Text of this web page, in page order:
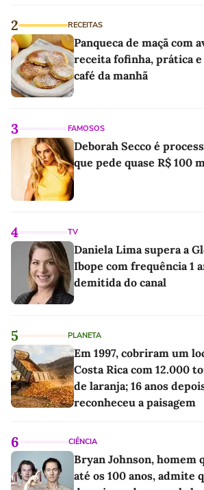
2 RECEITAS
Panqueca de maçã com
receita fofinha, prática
café da manhã
3 FAMOSOS
Deborah Secco é
que pede quase R$ 100
4 TV
Daniela Lima supera a
Ibope com frequência 1
demitida do canal
5 PLANETA
Em 1997, cobriram um
Costa Rica com 12.000
de laranja; 16 anos
reconheceu a paisagem
6 CIÊNCIA
Bryan Johnson, homem
até os 100 anos, admite